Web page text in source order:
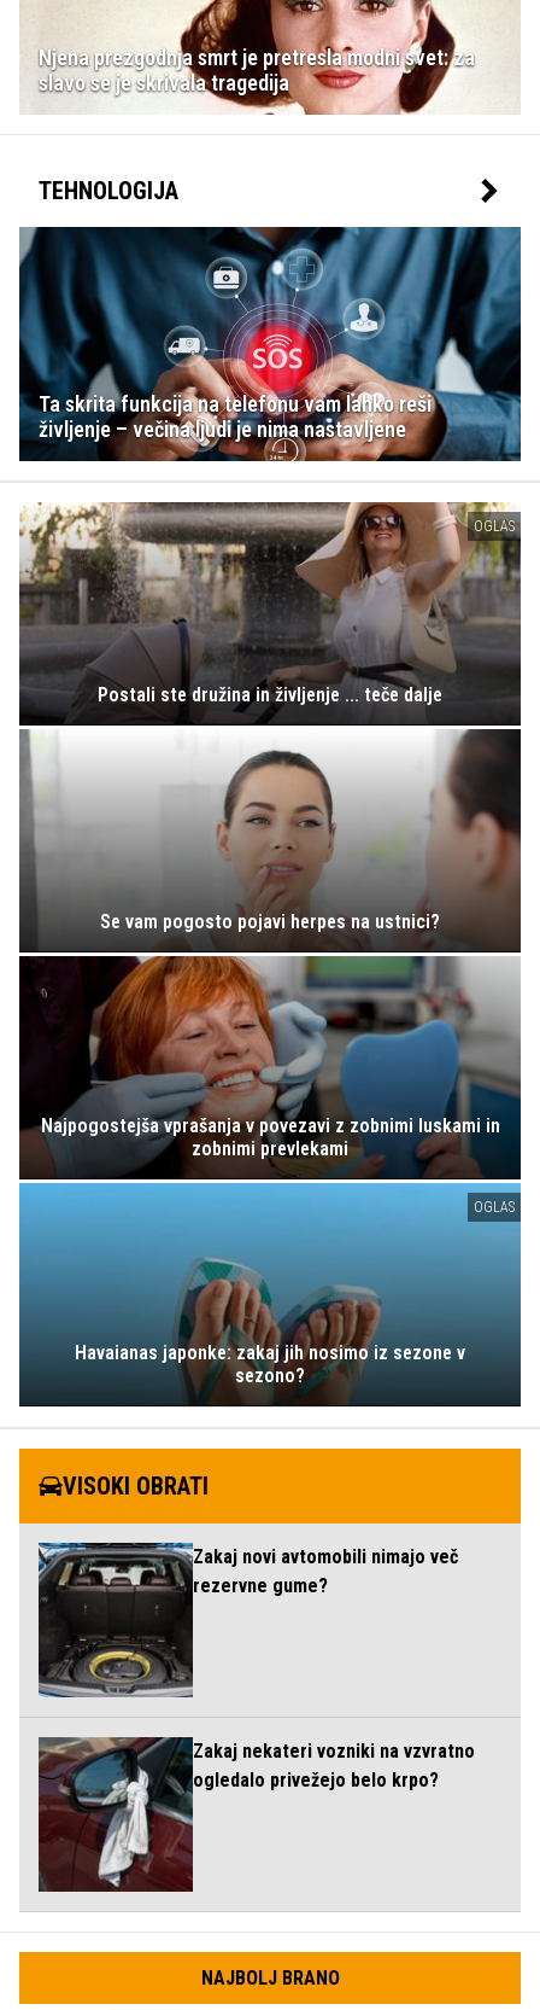
Njena prezgodnja smrt je pretresla modni svet: za
slavo se je skrivala tragedija
TEHNOLOGIJA
Ta skrita funkcija na telefonu vam lahko reši
življenje – večina ljudi je nima nastavljene
OGLAS
Postali ste družina in življenje ... teče dalje
Se vam pogosto pojavi herpes na ustnici?
Najpogostejša vprašanja v povezavi z zobnimi luskami in
zobnimi prevlekami
OGLAS
Havaianas japonke: zakaj jih nosimo iz sezone v
sezono?
VISOKI OBRATI
Zakaj novi avtomobili nimajo več
rezervne gume?
Zakaj nekateri vozniki na vzvratno
ogledalo privežejo belo krpo?
NAJBOLJ BRANO